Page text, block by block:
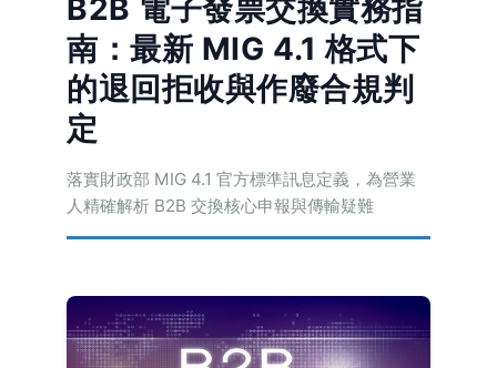
B2B 電子發票交換實務指
南：最新 MIG 4.1 格式下
的退回拒收與作廢合規判
定
落實財政部 MIG 4.1 官方標準訊息定義，為營業
人精確解析 B2B 交換核心申報與傳輸疑難